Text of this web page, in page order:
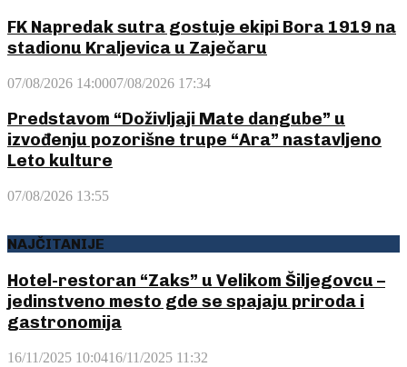
FK Napredak sutra gostuje ekipi Bora 1919 na
stadionu Kraljevica u Zaječaru
07/08/2026 14:0007/08/2026 17:34
Predstavom “Doživljaji Mate dangube” u
izvođenju pozorišne trupe “Ara” nastavljeno
Leto kulture
07/08/2026 13:55
NAJČITANIJE
Hotel-restoran “Zaks” u Velikom Šiljegovcu –
jedinstveno mesto gde se spajaju priroda i
gastronomija
16/11/2025 10:0416/11/2025 11:32